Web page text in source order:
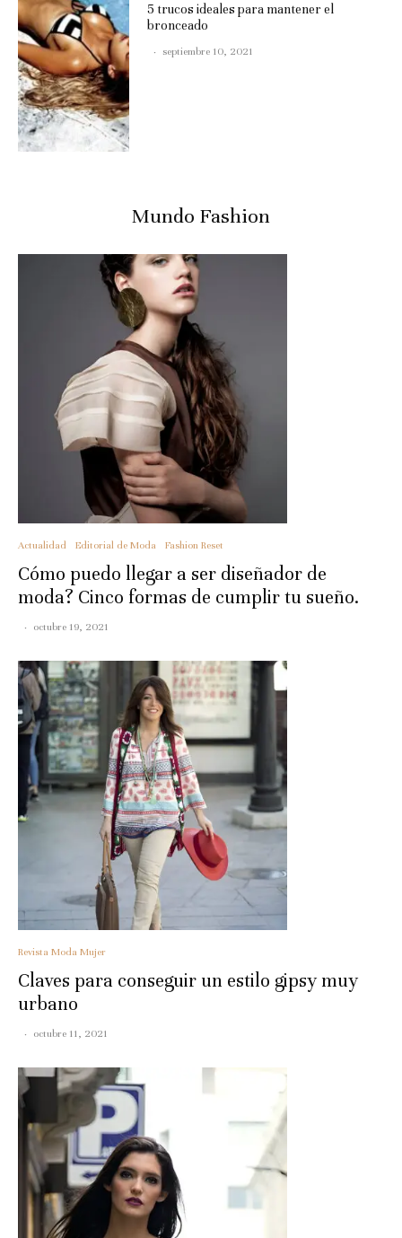
5 trucos ideales para mantener el
bronceado
· septiembre 10, 2021
Mundo Fashion
Actualidad Editorial de Moda Fashion Reset
Cómo puedo llegar a ser diseñador de
moda? Cinco formas de cumplir tu sueño.
· octubre 19, 2021
Revista Moda Mujer
Claves para conseguir un estilo gipsy muy
urbano
· octubre 11, 2021